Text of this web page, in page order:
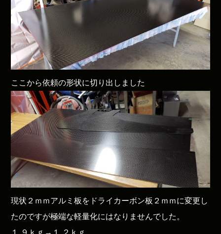
ここから依頼の形状に切り出しました
現状２ｍｍアルミ板をドライカーボン板２ｍｍに変更し
たのですが極端な軽量化にはなりませんでした。